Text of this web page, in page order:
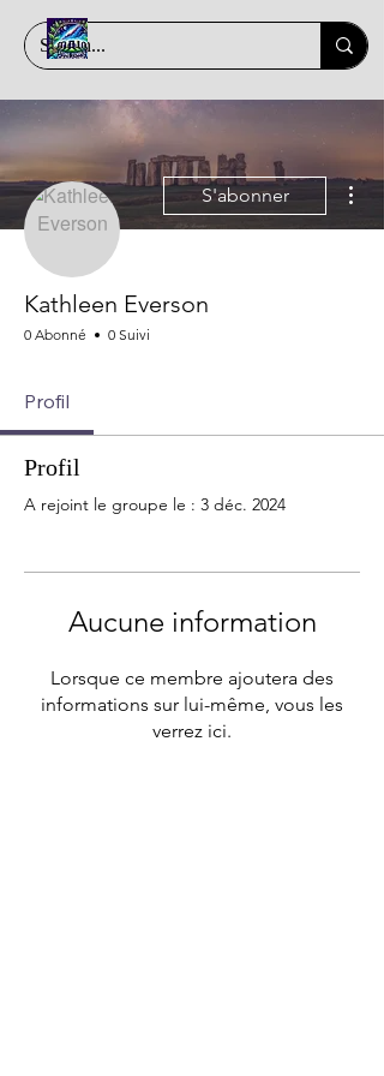
S'abonner
Kathleen Everson
0 Abonné 0 Suivi
Profil
Profil
A rejoint le groupe le : 3 déc. 2024
Aucune information
Lorsque ce membre ajoutera des
informations sur lui-même, vous les
verrez ici.